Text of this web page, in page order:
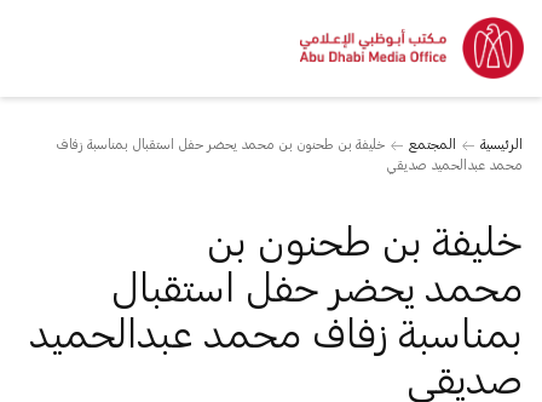
الرئيسية المجتمع
خليفة بن طحنون بن محمد يحضر حفل استقبال بمناسبة زفاف
محمد عبدالحميد صديقي
خليفة بن طحنون بن
محمد يحضر حفل استقبال
بمناسبة زفاف محمد عبدالحميد
صديقي